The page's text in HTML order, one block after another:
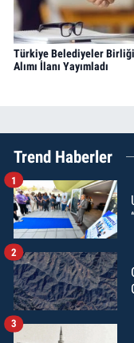
Türkiye Belediyeler
Alımı İlanı Yayımladı
Trend Haberler
1
2
3